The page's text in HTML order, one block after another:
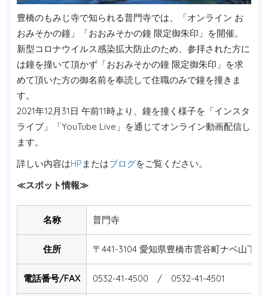
豊橋のもみじ寺で知られる普門寺では、「オンライン お
おみそかの鐘」「おおみそかの鐘 限定御朱印」を開催。
新型コロナウイルス感染拡大防止のため、参拝された方に
は鐘を撞いて頂かず「おおみそかの鐘 限定御朱印」を求
めて頂いた方の御名前を奉読して住職のみで鐘を撞きま
す。
2021年12月31日 午前11時より、鐘を撞く様子を「インスタ
ライブ」「YouTube Live」を通じてオンライン動画配信し
ます。
詳しい内容はHP またはブログをご覧ください。
≪スポット情報≫
名称 普門寺
住所 〒441-3104 愛知県豊橋市雲谷町ナベ山下7
電話番号/FAX 0532-41-4500 / 0532-41-4501